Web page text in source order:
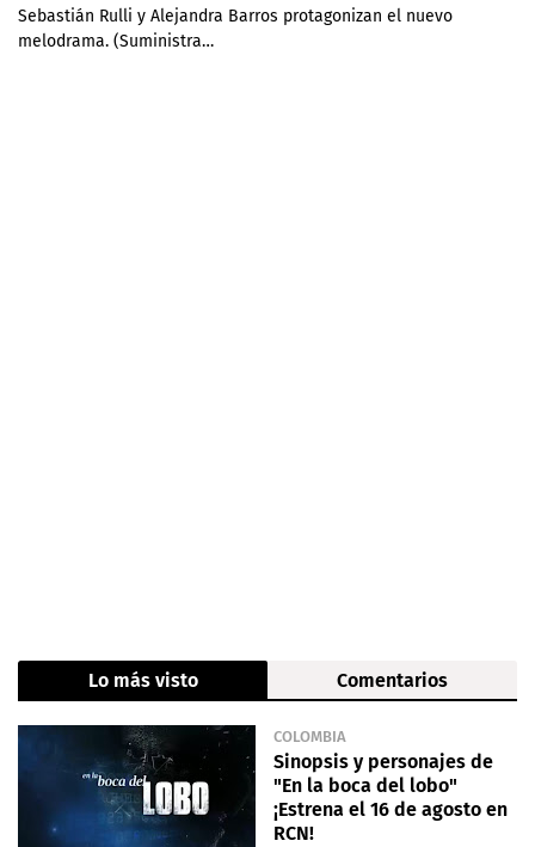
Sebastián Rulli y Alejandra Barros protagonizan el nuevo
melodrama. (Suministra…
Lo más visto Comentarios
COLOMBIA
Sinopsis y personajes de
"En la boca del lobo"
¡Estrena el 16 de agosto en
RCN!